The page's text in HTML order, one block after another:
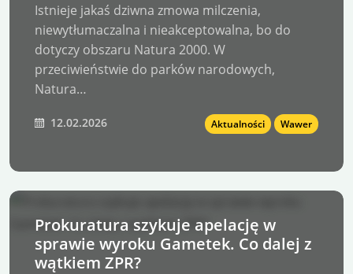
Istnieje jakaś dziwna zmowa milczenia,
niewytłumaczalna i nieakceptowalna, bo do
dotyczy obszaru Natura 2000. W
przeciwieństwie do parków narodowych,
Natura…
12.02.2026 Aktualności Wawer
Prokuratura szykuje apelację w
sprawie wyroku Gametek. Co dalej z
wątkiem ZPR?